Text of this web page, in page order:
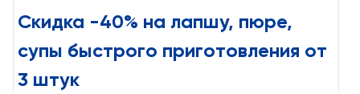
Скидка -40% на лапшу, пюре,
супы быстрого приготовления от
3 штук